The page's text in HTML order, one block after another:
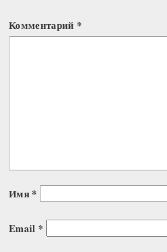
Комментарий *
Имя *
Email *